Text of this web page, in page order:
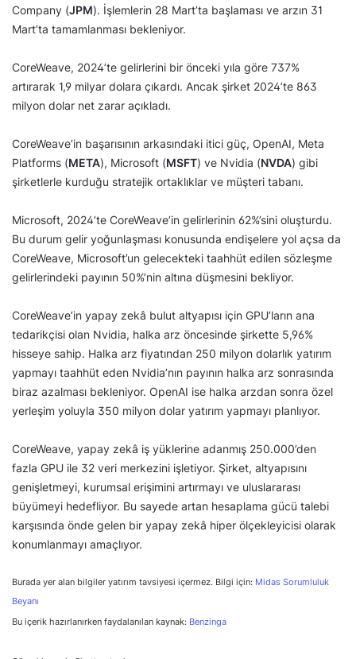
Company (JPM). İşlemlerin 28 Mart’ta başlaması ve arzın 31
Mart’ta tamamlanması bekleniyor.
CoreWeave, 2024’te gelirlerini bir önceki yıla göre 737%
artırarak 1,9 milyar dolara çıkardı. Ancak şirket 2024’te 863
milyon dolar net zarar açıkladı.
CoreWeave’in başarısının arkasındaki itici güç, OpenAI, Meta
Platforms (META), Microsoft (MSFT) ve Nvidia (NVDA) gibi
şirketlerle kurduğu stratejik ortaklıklar ve müşteri tabanı.
Microsoft, 2024’te CoreWeave’in gelirlerinin 62%’sini oluşturdu.
Bu durum gelir yoğunlaşması konusunda endişelere yol açsa da
CoreWeave, Microsoft’un gelecekteki taahhüt edilen sözleşme
gelirlerindeki payının 50%’nin altına düşmesini bekliyor.
CoreWeave’in yapay zekâ bulut altyapısı için GPU’ların ana
tedarikçisi olan Nvidia, halka arz öncesinde şirkette 5,96%
hisseye sahip. Halka arz fiyatından 250 milyon dolarlık yatırım
yapmayı taahhüt eden Nvidia’nın payının halka arz sonrasında
biraz azalması bekleniyor. OpenAI ise halka arzdan sonra özel
yerleşim yoluyla 350 milyon dolar yatırım yapmayı planlıyor.
CoreWeave, yapay zekâ iş yüklerine adanmış 250.000’den
fazla GPU ile 32 veri merkezini işletiyor. Şirket, altyapısını
genişletmeyi, kurumsal erişimini artırmayı ve uluslararası
büyümeyi hedefliyor. Bu sayede artan hesaplama gücü talebi
karşısında önde gelen bir yapay zekâ hiper ölçekleyicisi olarak
konumlanmayı amaçlıyor.
Burada yer alan bilgiler yatırım tavsiyesi içermez. Bilgi için: Midas Sorumluluk
Beyanı
Bu içerik hazırlanırken faydalanılan kaynak: Benzinga